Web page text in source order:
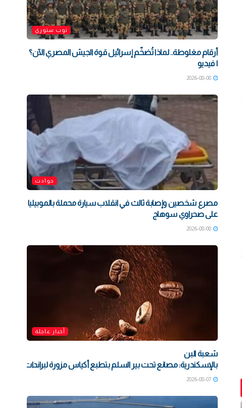
توب ستوري
أرقام مغلوطة.. لماذا تُضخّم إسرائيل قوة الجيش المصري الآن؟
| فيديو
2026-08-08
حوادث
مصرع شخصين وإصابة ثالث في انقلاب سيارة محملة بالموبيليا
على صحراوي سوهاج
2026-08-08
أخبار عاجلة
شعبة البن
بالإسكندرية: مصانع تحت بير السلم بتطبع أكياس مزورة لبراندات شهيرة
2026-08-07